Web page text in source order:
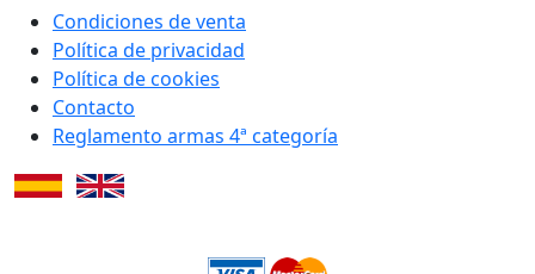
Condiciones de venta
Política de privacidad
Política de cookies
Contacto
Reglamento armas 4ª categoría